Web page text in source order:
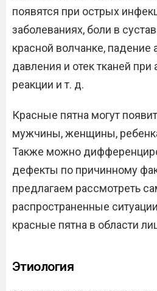
появятся при острых
заболеваниях, боли в
красной волчанке, падение
давления и отек тканей при
реакции и т. д.
Красные пятна могут
мужчины, женщины,
Также можно
дефекты по причинному
предлагаем рассмотреть
распространенные
красные пятна в области
Этиология